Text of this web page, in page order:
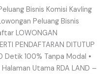
Bisnis Komisi Kavling
Peluang Bisnis
LOWONGAN
PENDAFTARAN DITUTUP
100% Tanpa Modal •
Utama RDA LAND –